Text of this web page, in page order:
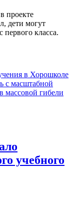
проекте
дети могут
класса.
в Хорошколе
с масштабной
массовой гибели
учебного